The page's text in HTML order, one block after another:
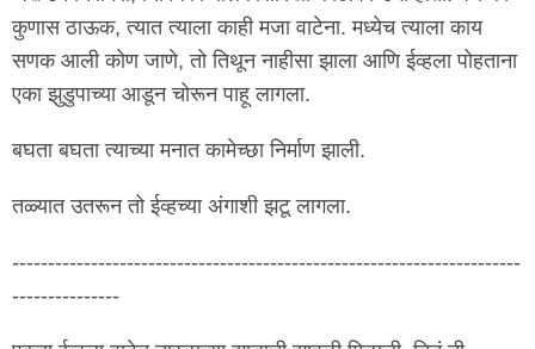
कुणास ठाऊक, त्यात त्याला काही मजा वाटेना. मध्येच त्याला काय
सणक आली कोण जाणे, तो तिथून नाहीसा झाला आणि ईव्हला पोहताना
एका झुडुपाच्या आडून चोरून पाहू लागला.
बघता बघता त्याच्या मनात कामेच्छा निर्माण झाली.
तळ्यात उतरून तो ईव्हच्या अंगाशी झटू लागला.
-----------------------------------------------------------------------
---------------